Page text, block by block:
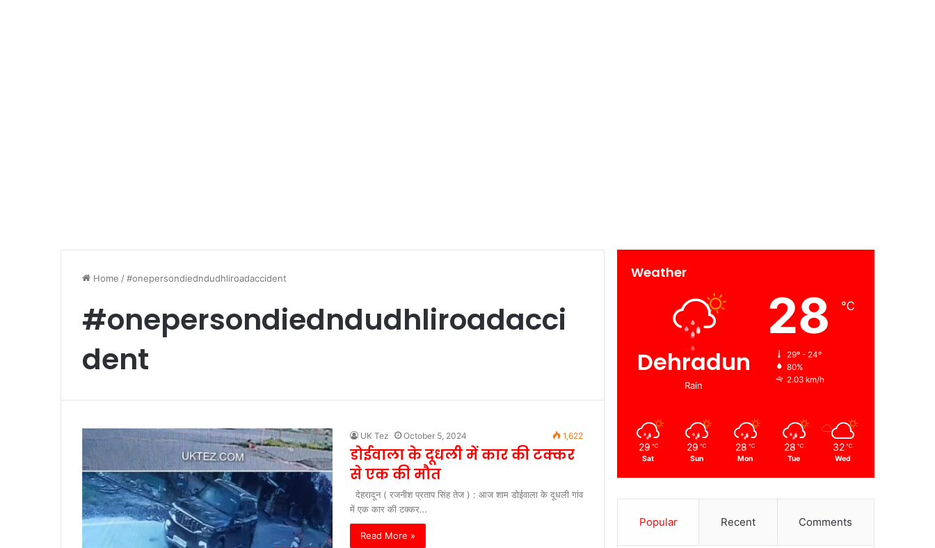
Home /#onepersondiedndudhliroadaccident
#onepersondiedndudhliroadacci
dent
UK Tez October 5, 2024 1,622
डोईवाला के दूधली में कार की टक्कर
से एक की मौत
देहरादून ( रजनीश प्रताप सिंह तेज ) : आज शाम डोईवाला के दूधली गांव
में एक कार की टक्कर…
Read More »
Weather
Dehradun
Rain
28 ℃
29º - 24º
80%
2.03 km/h
29 ℃
Sat
29 ℃
Sun
28 ℃
Mon
28 ℃
Tue
32 ℃
Wed
Popular Recent Comments